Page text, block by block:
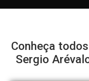
Conheça
Sergio